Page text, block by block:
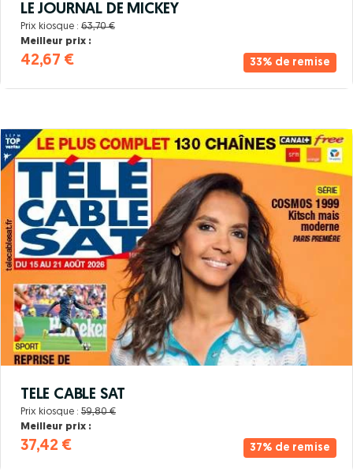
33% de remise
LE JOURNAL DE MICKEY
Prix kiosque : 63,70 €
Meilleur prix :
42,67 €
37% de remise
TELE CABLE SAT
Prix kiosque : 59,80 €
Meilleur prix :
37,42 €